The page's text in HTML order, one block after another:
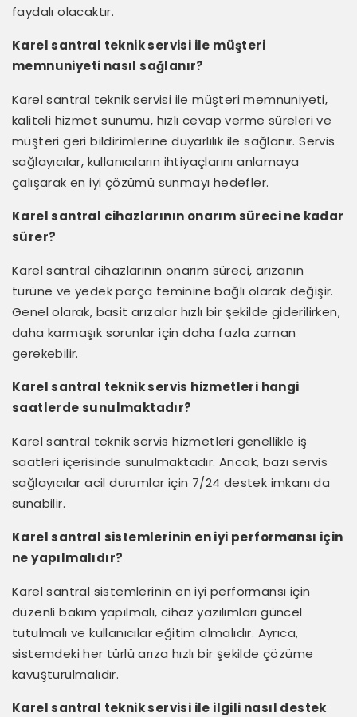
faydalı olacaktır.
Karel santral teknik servisi ile müşteri
memnuniyeti nasıl sağlanır?
Karel santral teknik servisi ile müşteri memnuniyeti,
kaliteli hizmet sunumu, hızlı cevap verme süreleri ve
müşteri geri bildirimlerine duyarlılık ile sağlanır. Servis
sağlayıcılar, kullanıcıların ihtiyaçlarını anlamaya
çalışarak en iyi çözümü sunmayı hedefler.
Karel santral cihazlarının onarım süreci ne kadar
sürer?
Karel santral cihazlarının onarım süreci, arızanın
türüne ve yedek parça teminine bağlı olarak değişir.
Genel olarak, basit arızalar hızlı bir şekilde giderilirken,
daha karmaşık sorunlar için daha fazla zaman
gerekebilir.
Karel santral teknik servis hizmetleri hangi
saatlerde sunulmaktadır?
Karel santral teknik servis hizmetleri genellikle iş
saatleri içerisinde sunulmaktadır. Ancak, bazı servis
sağlayıcılar acil durumlar için 7/24 destek imkanı da
sunabilir.
Karel santral sistemlerinin en iyi performansı için
ne yapılmalıdır?
Karel santral sistemlerinin en iyi performansı için
düzenli bakım yapılmalı, cihaz yazılımları güncel
tutulmalı ve kullanıcılar eğitim almalıdır. Ayrıca,
sistemdeki her türlü arıza hızlı bir şekilde çözüme
kavuşturulmalıdır.
Karel santral teknik servisi ile ilgili nasıl destek